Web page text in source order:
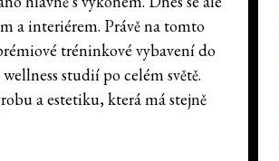
a interiérem. Právě na tomto
tréninkové vybavení do
studií po celém světě.
a estetiku, která má stejně